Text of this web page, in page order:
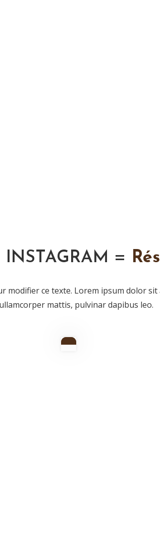
=
modifier ce texte. Lorem ipsum dolor
mattis, pulvinar dapibus leo.